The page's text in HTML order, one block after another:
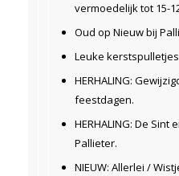
vermoedelijk tot 15-
Oud op Nieuw bij
Leuke kerstspulletjes
HERHALING:
feestdagen.
HERHALING: De Sint
Pallieter.
NIEUW: Allerlei /